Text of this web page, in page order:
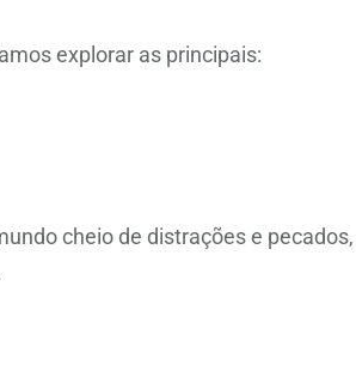
explorar as principais:
cheio de distrações e pecados,